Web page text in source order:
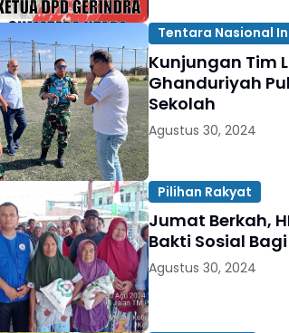
Tentara Nasional
Kunjungan Tim
Ghanduriyah
Sekolah
Agustus 30, 2024
Pilihan Rakyat
Jumat Berkah,
Bakti Sosial
Agustus 30, 2024